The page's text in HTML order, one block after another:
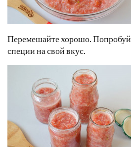
Перемешайте хорошо.
специи на свой вкус.